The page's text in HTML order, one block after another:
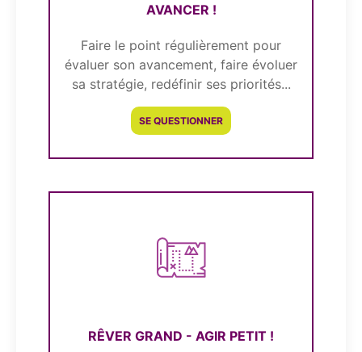
AVANCER !
Faire le point régulièrement pour
évaluer son avancement, faire évoluer
sa stratégie, redéfinir ses priorités...
SE QUESTIONNER
RÊVER GRAND - AGIR PETIT !